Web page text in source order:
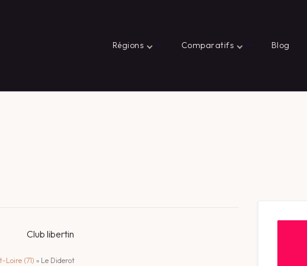
Régions Comparatifs Blog
Club libertin
Loire (71) » Le Diderot